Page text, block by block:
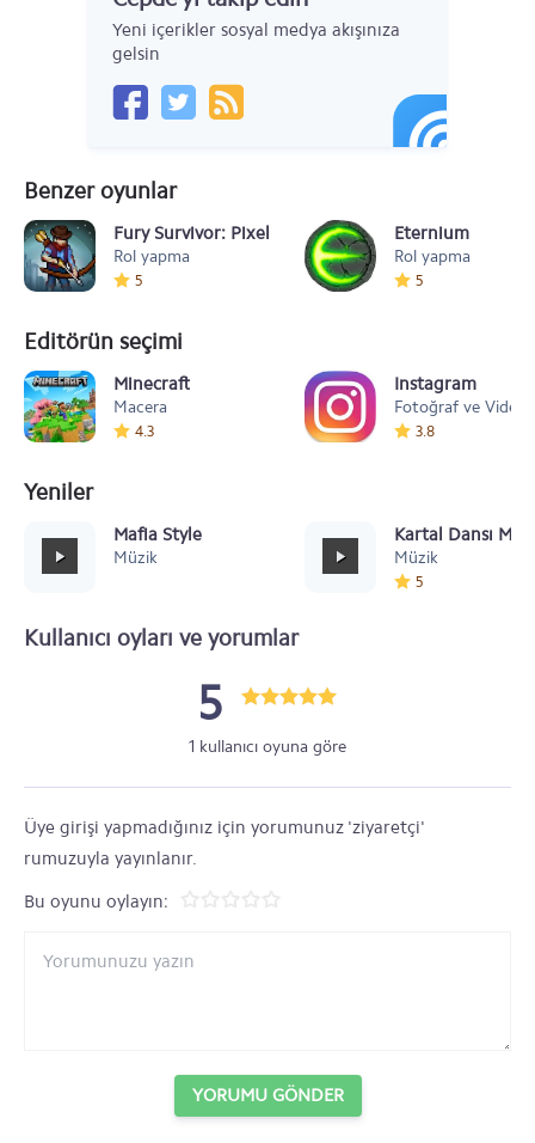
Yeni içerikler sosyal medya akışınıza
gelsin
Benzer oyunlar
Fury Survivor: Pixel Z
Rol yapma
5
Eternium
Rol yapma
5
Editörün seçimi
Minecraft
Macera
4.3
Instagram
Fotoğraf ve Video
3.8
Yeniler
Mafia Style
Müzik
Kartal Dansı
Müzik
5
Kullanıcı oyları ve yorumlar
5
1 kullanıcı oyuna göre
Üye girişi yapmadığınız için yorumunuz 'ziyaretçi'
rumuzuyla yayınlanır.
Bu oyunu oylayın:
YORUMU GÖNDER